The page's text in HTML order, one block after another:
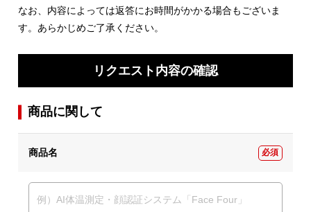
なお、内容によっては返答にお時間がかかる場合もございま
す。あらかじめご了承ください。
リクエスト内容の確認
商品に関して
商品名 必須